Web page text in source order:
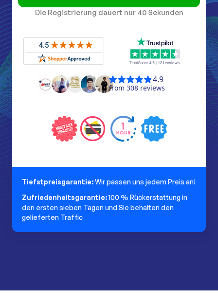
Die Registrierung dauert nur 40 Sekunden
Tiefstpreisgarantie:Wir passen uns jedem Preis an!
Zufriedenheitsgarantie:100 % Rückerstattung in
den ersten sieben Tagen und Sie behalten den
gelieferten Traffic